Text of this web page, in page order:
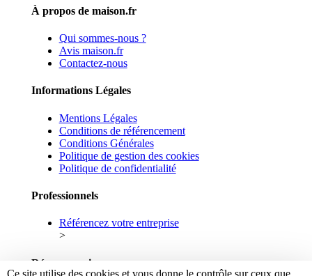
À propos de maison.fr
Qui sommes-nous ?
Avis maison.fr
Contactez-nous
Informations Légales
Mentions Légales
Conditions de référencement
Conditions Générales
Politique de gestion des cookies
Politique de confidentialité
Professionnels
Référencez votre entreprise
>
Réseaux sociaux
Ce site utilise des cookies et vous donne le contrôle sur ceux que